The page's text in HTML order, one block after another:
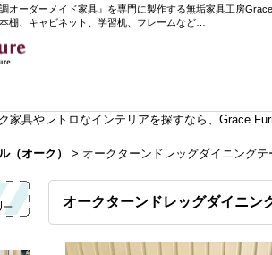
オーダーメイド家具』を専門に製作する無垢家具工房
棚、キャビネット、学習机、フレームなど…
家具やレトロなインテリアを探すなら、Grace
（オーク） > オークターンドレッグダイニング
オークターンドレッグダイニ